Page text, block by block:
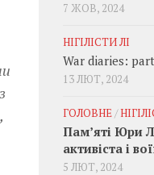
7 ЖОВ, 2024
НІГІЛІСТИ ЛІ
War diaries:
13 ЛЮТ, 2024
ГОЛОВНЕ/
Пам’яті Юри
активіста і
5 ЛЮТ, 2024